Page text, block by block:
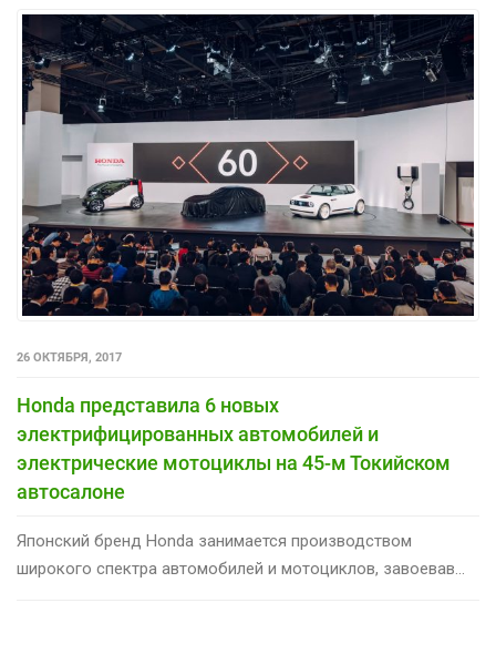
26 ОКТЯБРЯ, 2017
Honda представила 6 новых
электрифицированных автомобилей и
электрические мотоциклы на 45-м Токийском
автосалоне
Японский бренд Honda занимается производством
широкого спектра автомобилей и мотоциклов, завоевав...